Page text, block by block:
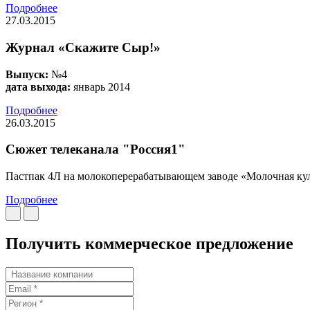
Подробнее
27.03.2015
Журнал «Скажите Сыр!»
Выпуск: №4
дата выхода: январь 2014
Подробнее
26.03.2015
Сюжет телеканала "Россия1"
Пастпак 4Л на молокоперерабатывающем заводе «Молочная
Подробнее
Получить коммерческое предложение